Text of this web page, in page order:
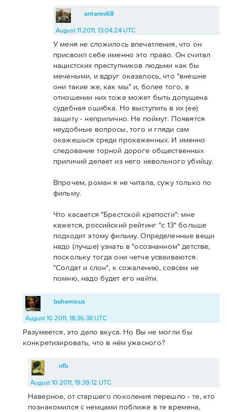
antares68
August 11 2011, 13:04:24 UTC
У меня не сложилось впечатления, что он
присвоил себе именно это право. Он считал
нацистских преступников людьми как бы
мечеными, и вдруг оказалось, что "внешне
они такие же, как мы" и, более того, в
отношении них тоже может быть допущена
судебная ошибка. Но выступить в их (ее)
защиту - неприлично. Не поймут. Появятся
неудобные вопросы, того и гляди сам
окажешься среди прокаженных. И именно
следование торной дороге общественных
приличий делает из него невольного убийцу.
Впрочем, роман я не читала, сужу только по
фильму.
Что касается "Брестской крепости": мне
кажется, российский рейтинг "с 13" больше
подходит этому фильму. Определенные вещи
надо (лучше) узнать в "осознанном" детстве,
поскольку тогда они четче усваиваются.
"Солдат и слон", к сожалению, совсем не
помню, надо будет его найти.
bohemicus
August 10 2011, 18:36:38 UTC
Разумеется, это дело вкуса. Но Вы не могли бы
конкретизировать, что в нём ужасного?
nfb
August 10 2011, 19:39:12 UTC
Наверное, от старшего поколения перешло - те, кто
познакомился с немцами поближе в те времена,